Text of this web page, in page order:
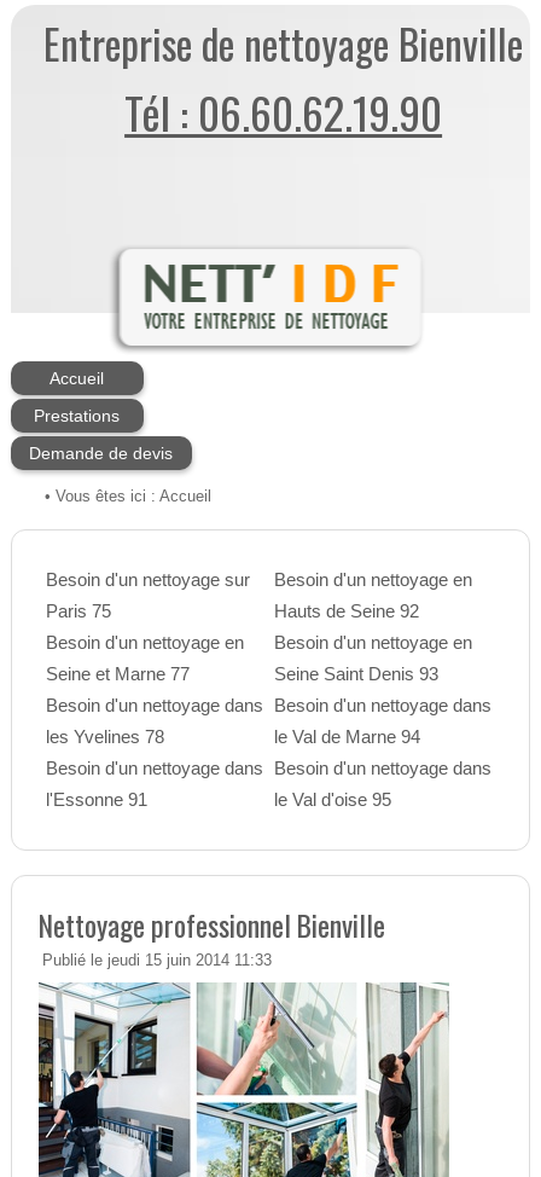
Entreprise de nettoyage Bienville
Tél : 06.60.62.19.90
Accueil
Prestations
Demande de devis
• Vous êtes ici : Accueil
Besoin d'un nettoyage sur
Paris 75
Besoin d'un nettoyage en
Seine et Marne 77
Besoin d'un nettoyage dans
les Yvelines 78
Besoin d'un nettoyage dans
l'Essonne 91
Besoin d'un nettoyage en
Hauts de Seine 92
Besoin d'un nettoyage en
Seine Saint Denis 93
Besoin d'un nettoyage dans
le Val de Marne 94
Besoin d'un nettoyage dans
le Val d'oise 95
Nettoyage professionnel Bienville
Publié le jeudi 15 juin 2014 11:33